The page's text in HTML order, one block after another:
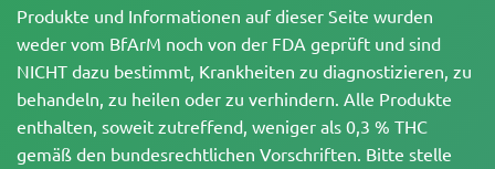
Produkte und Informationen auf dieser Seite wurden
weder vom BfArM noch von der FDA geprüft und sind
NICHT dazu bestimmt, Krankheiten zu diagnostizieren, zu
behandeln, zu heilen oder zu verhindern. Alle Produkte
enthalten, soweit zutreffend, weniger als 0,3 % THC
gemäß den bundesrechtlichen Vorschriften. Bitte stelle